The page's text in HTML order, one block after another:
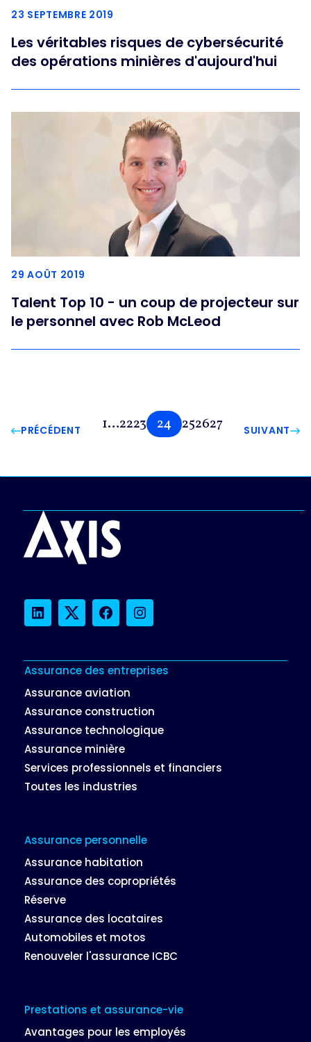
23 SEPTEMBRE 2019
Les véritables risques de cybersécurité
des opérations minières d'aujourd'hui
29 AOÛT 2019
Talent Top 10 - un coup de projecteur sur
le personnel avec Rob McLeod
PRÉCÉDENT 1…2223 24 252627 SUIVANT
LinkedInTwitterFacebookInstagram
Assurance des entreprises
Assurance aviation
Assurance construction
Assurance technologique
Assurance minière
Services professionnels et financiers
Toutes les industries
Assurance personnelle
Assurance habitation
Assurance des copropriétés
Réserve
Assurance des locataires
Automobiles et motos
Renouveler l'assurance ICBC
Prestations et assurance-vie
Avantages pour les employés